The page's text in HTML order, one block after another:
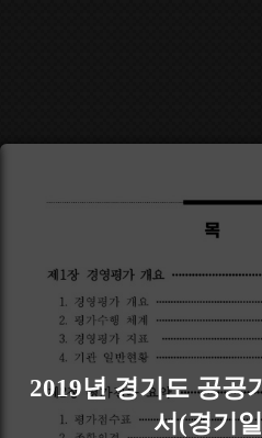
2019년 경기도 공공
서(경기